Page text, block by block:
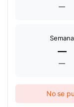
—
Semana
—
—
No se